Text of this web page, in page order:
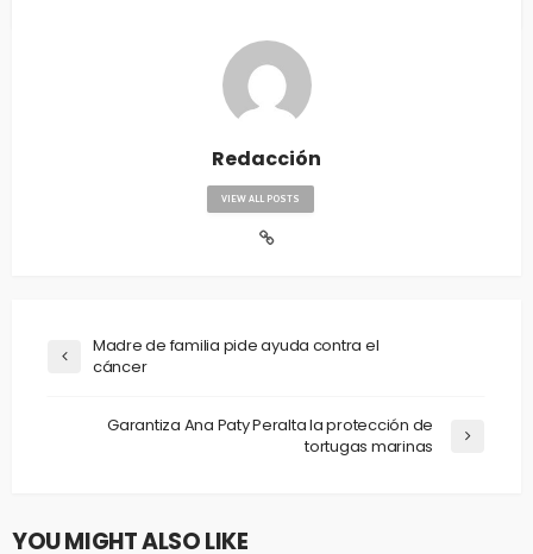
Redacción
VIEW ALL POSTS
Madre de familia pide ayuda contra el
cáncer
Garantiza Ana Paty Peralta la protección de
tortugas marinas
YOU MIGHT ALSO LIKE